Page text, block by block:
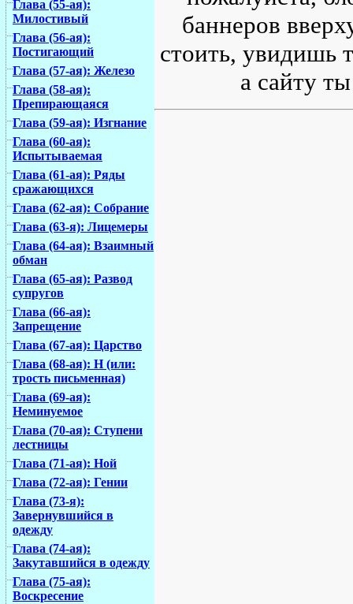
Глава (55-ая):
Милостивый
Глава (56-ая):
Постигающий
Глава (57-ая): Железо
Глава (58-ая):
Препирающаяся
Глава (59-ая): Изгнание
Глава (60-ая):
Испытываемая
Глава (61-ая): Ряды
сражающихся
Глава (62-ая): Собрание
Глава (63-я): Лицемеры
Глава (64-ая): Взаимный
обман
Глава (65-ая): Развод
супругов
Глава (66-ая):
Запрещение
Глава (67-ая): Царство
Глава (68-ая): Н (или:
трость письменная)
Глава (69-ая):
Неминуемое
Глава (70-ая): Ступени
лестницы
Глава (71-ая): Ной
Глава (72-ая): Гении
Глава (73-я):
Завернувшийся в
одежду
Глава (74-ая):
Закутавшийся в одежду
Глава (75-ая):
Воскресение
баннеров
стоить, увидишь
а сайту